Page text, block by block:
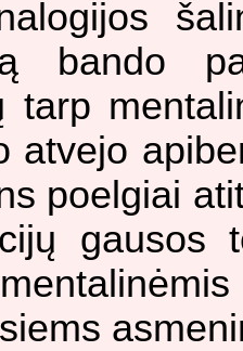
bando
tarp
atvejo
poelgiai
gausos